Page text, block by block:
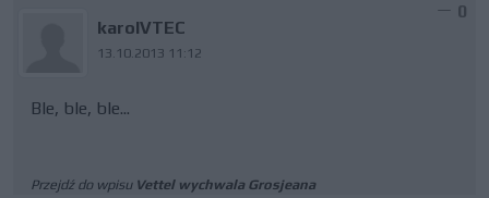
karolVTEC
13.10.2013 11:12
0
Ble, ble, ble...
Przejdź do wpisu Vettel wychwala Grosjeana